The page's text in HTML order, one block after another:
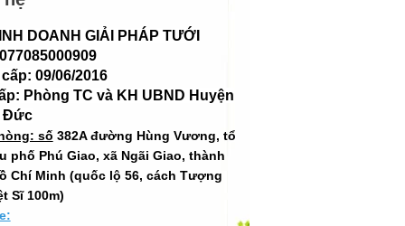
DOANH GIẢI PHÁP TƯỚI
09/06/2016
Phòng TC và KH UBND Huyện
Đức
số 382A đường Hùng Vương, tổ
phố Phú Giao, xã Ngãi Giao, thành
Chí Minh (quốc lộ 56, cách Tượng
Sĩ 100m)